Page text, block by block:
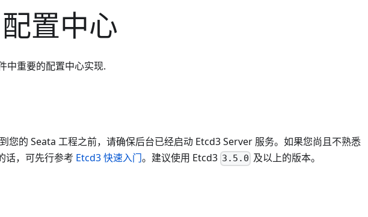
置中心
中重要的配置中心实现.
您的 Seata 工程之前，请确保后台已经启动 Etcd3 Server 服务。如果您尚且不熟悉
话，可先行参考 Etcd3 快速入门。建议使用 Etcd3 3.5.0 及以上的版本。